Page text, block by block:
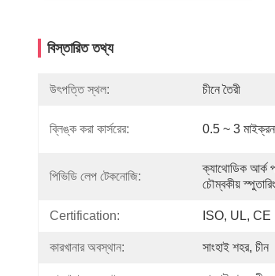
বিস্তারিত তথ্য
উৎপত্তি স্থল: চীনে তৈরী
ব্লিঙ্ক করা কার্সরের: 0.5 ~ 3 মাইক্রন
পিভিডি লেপ টেকনোজি:
ক্যাথোডিক আর্ক
চৌম্বকীয় স্পুতারিং
Certification: ISO, UL, CE
কারখানার অবস্থান: সাংহাই শহর, চীন